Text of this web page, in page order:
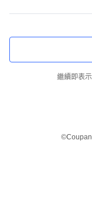
繼續即表